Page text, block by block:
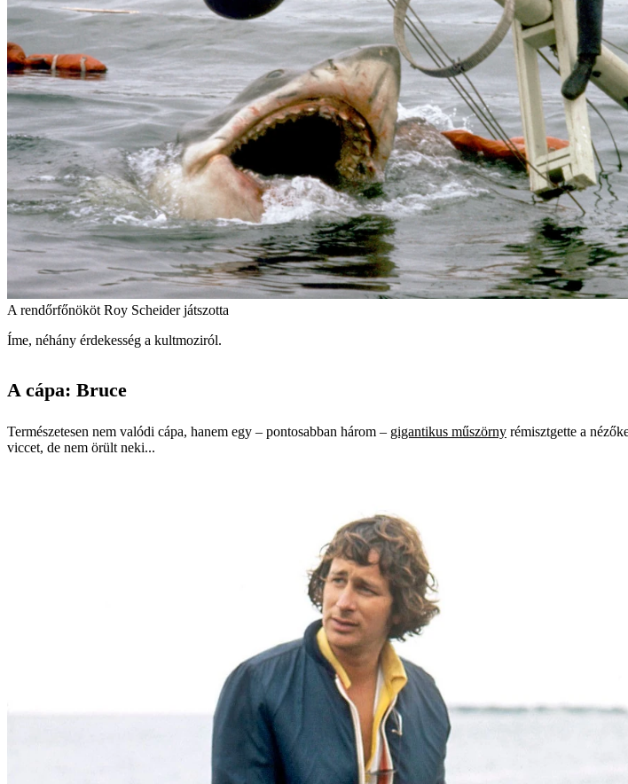
A rendőrfőnököt Roy Scheider játszotta
Íme, néhány érdekesség a kultmoziról.
A cápa: Bruce
Természetesen nem valódi cápa, hanem egy – pontosabban három – gigantikus műszörny rémisztgette a
viccet, de nem örült neki...